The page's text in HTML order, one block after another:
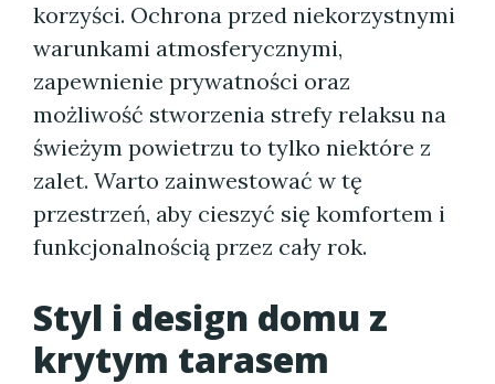
korzyści. Ochrona przed niekorzystnymi
warunkami atmosferycznymi,
zapewnienie prywatności oraz
możliwość stworzenia strefy relaksu na
świeżym powietrzu to tylko niektóre z
zalet. Warto zainwestować w tę
przestrzeń, aby cieszyć się komfortem i
funkcjonalnością przez cały rok.
Styl i design domu z
krytym tarasem